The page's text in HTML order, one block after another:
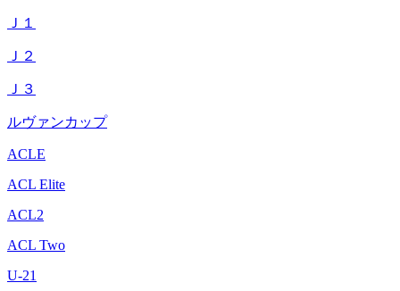
Ｊ１
Ｊ２
Ｊ３
ルヴァンカップ
ACLE
ACL Elite
ACL2
ACL Two
U-21